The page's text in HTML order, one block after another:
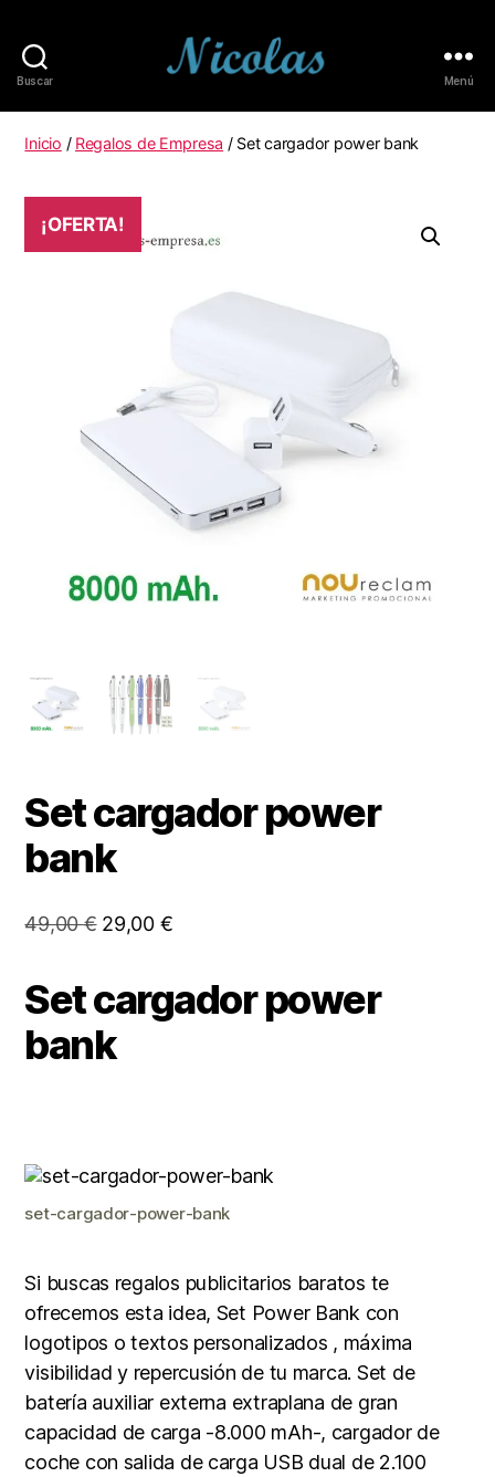
Buscar
por
la
Programación
Menú
Inicio / Regalos de Empresa / Set cargador power bank
¡OFERTA!
Set cargador power
bank
49,00€ El
era:
49,00 €.
29,00 €El
actual
es:
Set cargador power
bank
set-cargador-power-bank
Si buscas regalos publicitarios baratos te
ofrecemos esta idea, Set Power Bank con
logotipos o textos personalizados , máxima
visibilidad y repercusión de tu marca. Set de
batería auxiliar externa extraplana de gran
capacidad de carga -8.000 mAh-, cargador de
coche con salida de carga USB dual de 2.100